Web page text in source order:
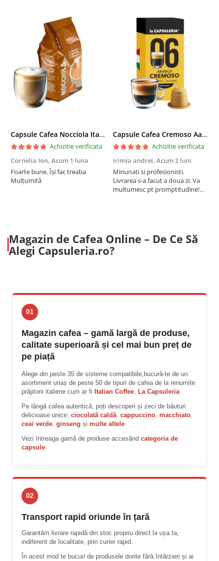
Capsule Cafea Nocciola Italian Coffee, 12 capsule, compatibile cu Tchibo Cafissimo, Caffitaly si Beanz
Achizitie verificata
Cornelia Ion, Acum 1 luna
Foarte bune. Își fac treaba
Mulțumită
Capsule Cafea Cremoso Aarabica La Capsuleria, 10 capsule, compatibile cu Nespresso
Achizitie verificata
irimia andrei, Acum 2 luni
Minunati si profesionisti.
Livrarea s-a facut a doua zi. Va
multumesc pt promptitudine!
Magazin de Cafea Online – De Ce Să
Alegi Capsuleria.ro?
01
Magazin cafea – gamă largă de produse,
calitate superioară și cel mai bun preț de
pe piață
Alege din peste 35 de sisteme compatibile,bucură-te de un
asortiment uriaș de peste 50 de tipuri de cafea de la renumite
prăjitorii italiene cum ar fi Italian Coffee
La Capsuleria
Pe lângă cafea autentică, poți descoperi și zeci de băuturi
delicioase unice: ciocolată caldă cappuccino macchiato
ceai verde ginseng și multe altele
Vezi întreaga gamă de produse accesând categoria de
capsule
02
Transport rapid oriunde în țară
Garantăm livrare rapidă din stoc propriu direct la ușa ta,
indiferent de localitate, prin curier rapid.
În acest mod te bucuri de produsele dorite fără întârzieri și ai